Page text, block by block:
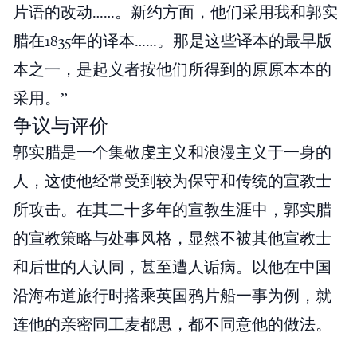
片语的改动……。新约方面，他们采用我和郭实
腊在1835年的译本……。那是这些译本的最早版
本之一，是起义者按他们所得到的原原本本的
采用。”
争议与评价
郭实腊是一个集敬虔主义和浪漫主义于一身的
人，这使他经常受到较为保守和传统的宣教士
所攻击。在其二十多年的宣教生涯中，郭实腊
的宣教策略与处事风格，显然不被其他宣教士
和后世的人认同，甚至遭人诟病。以他在中国
沿海布道旅行时搭乘英国鸦片船一事为例，就
连他的亲密同工麦都思，都不同意他的做法。